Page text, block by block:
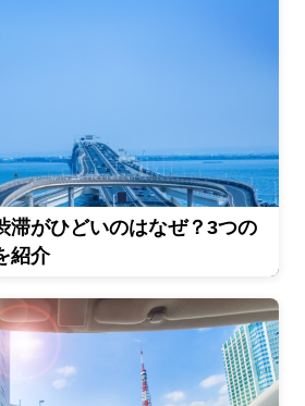
滞がひどいのはなぜ？3つの
紹介